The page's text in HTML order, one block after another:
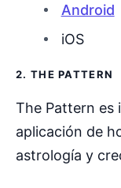
Android
iOS
2. THE PATTERN
The Pattern es
aplicación de
astrología y